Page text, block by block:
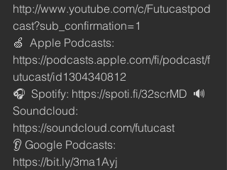
http://www.youtube.com/c/Futucastpod
cast?sub_confirmation=1
🍏  Apple Podcasts:
https://podcasts.apple.com/fi/podcast/f
utucast/id1304340812
🎧  Spotify: https://spoti.fi/32scrMD  🔊
Soundcloud:
https://soundcloud.com/futucast
👂 Google Podcasts:
https://bit.ly/3ma1Ayj